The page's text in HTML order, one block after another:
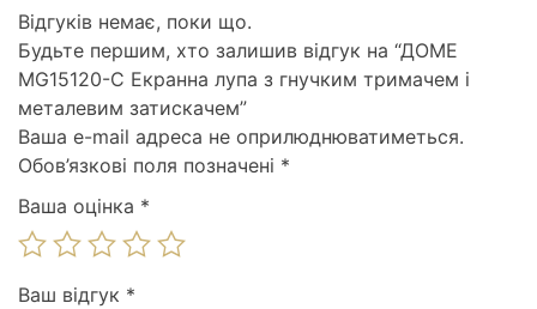
Відгуків немає, поки що.
Будьте першим, хто залишив відгук на “ДОМЕ
MG15120-C Екранна лупа з гнучким тримачем і
металевим затискачем”
Ваша e-mail адреса не оприлюднюватиметься.
Обов’язкові поля позначені *
Ваша оцінка *
Ваш відгук *